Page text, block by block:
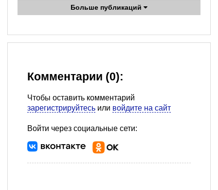
Больше публикаций
Комментарии (0):
Чтобы оставить комментарий
зарегистрируйтесь или войдите на сайт
Войти через социальные сети: